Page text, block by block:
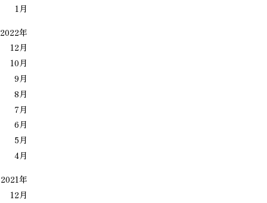
1月
2022年
12月
10月
9月
8月
7月
6月
5月
4月
2021年
12月